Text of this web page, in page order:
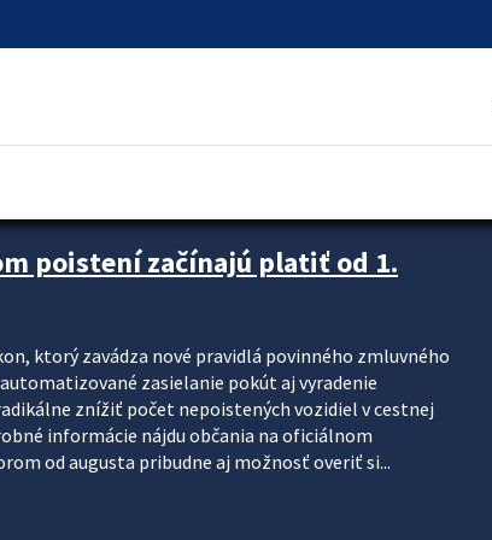
poistení začínajú platiť od 1.
ktorý zavádza nové pravidlá povinného zmluvného
zasielanie pokút aj vyradenie
znížiť počet nepoistených vozidiel v cestnej
informácie nájdu občania na oficiálnom
od augusta pribudne aj možnosť overiť si...